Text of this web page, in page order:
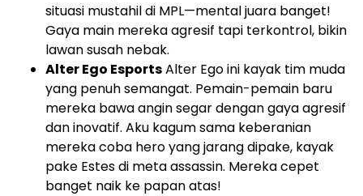
situasi mustahil di MPL—mental juara banget!
Gaya main mereka agresif tapi terkontrol, bikin
lawan susah nebak.
Alter Ego EsportsAlter Ego ini kayak tim muda
yang penuh semangat. Pemain-pemain baru
mereka bawa angin segar dengan gaya agresif
dan inovatif. Aku kagum sama keberanian
mereka coba hero yang jarang dipake, kayak
pake Estes di meta assassin. Mereka cepet
banget naik ke papan atas!